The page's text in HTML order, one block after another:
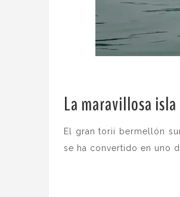
La maravillosa
El gran torii bermellón
se ha convertido en uno